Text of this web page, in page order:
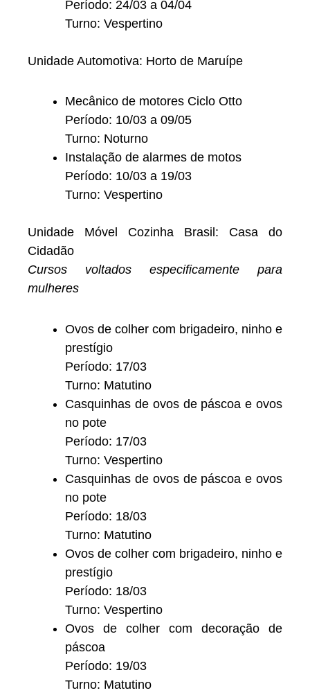
Período: 24/03 a 04/04
Turno: Vespertino
Unidade Automotiva: Horto de Maruípe
Mecânico de motores Ciclo Otto
Período: 10/03 a 09/05
Turno: Noturno
Instalação de alarmes de motos
Período: 10/03 a 19/03
Turno: Vespertino
Unidade Móvel Cozinha Brasil: Casa do
Cidadão
Cursos voltados especificamente para
mulheres
Ovos de colher com brigadeiro, ninho e
prestígio
Período: 17/03
Turno: Matutino
Casquinhas de ovos de páscoa e ovos
no pote
Período: 17/03
Turno: Vespertino
Casquinhas de ovos de páscoa e ovos
no pote
Período: 18/03
Turno: Matutino
Ovos de colher com brigadeiro, ninho e
prestígio
Período: 18/03
Turno: Vespertino
Ovos de colher com decoração de
páscoa
Período: 19/03
Turno: Matutino